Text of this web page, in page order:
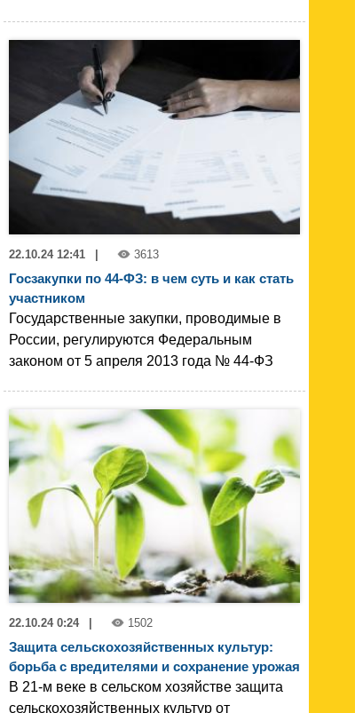
22.10.24 12:41 3613
Госзакупки по 44-ФЗ: в чем суть и как стать
участником
Государственные закупки, проводимые в
России, регулируются Федеральным
законом от 5 апреля 2013 года № 44-ФЗ
22.10.24 0:24 1502
Защита сельскохозяйственных культур:
борьба с вредителями и сохранение урожая
В 21-м веке в сельском хозяйстве защита
сельскохозяйственных культур от